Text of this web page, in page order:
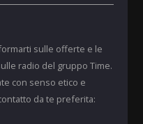
sulle offerte e le
radio del gruppo Time.
con senso etico e
da te preferita: